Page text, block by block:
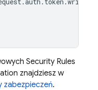
Security Rules
znajdziesz w
zabezpieczeń.